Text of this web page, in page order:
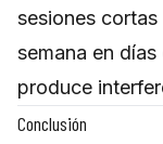
sesiones
semana en
produce
Conclusión